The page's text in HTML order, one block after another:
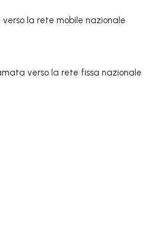
la rete mobile nazionale
verso la rete fissa nazionale